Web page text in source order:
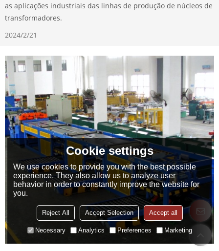
as aplicações industriais das linhas de produção de núcleos de
transformadores.
2024/2/21
Cookie settings
We use cookies to provide you with the best possible
experience. They also allow us to analyze user
behavior in order to constantly improve the website for
you.
Reject All Accept Selection Accept all
Necessary Analytics Preferences Marketing